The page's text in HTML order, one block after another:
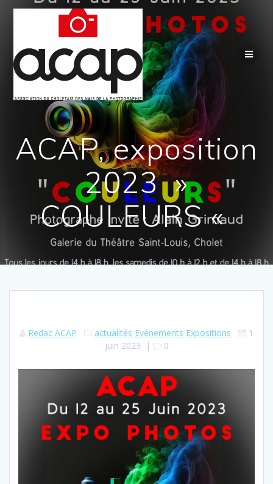
Passer
contenu
ACAP, exposition
2023 »
COULEURS «
Redac ACAP actualités Evénements Expositions
1
juin 2023 | 0